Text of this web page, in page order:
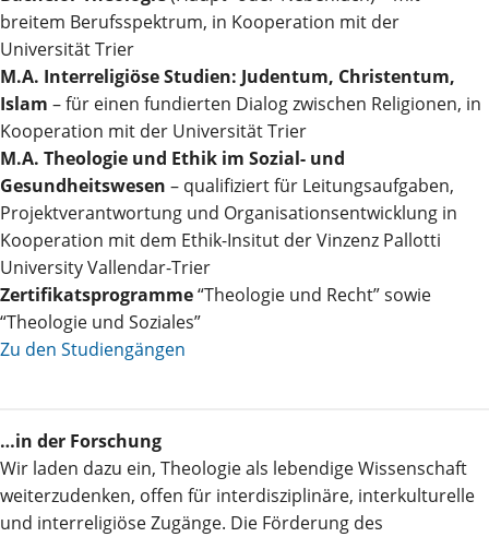
breitem Berufsspektrum, in Kooperation mit der
Universität Trier
M.A. Interreligiöse Studien: Judentum, Christentum,
Islam – für einen fundierten Dialog zwischen Religionen, in
Kooperation mit der Universität Trier
M.A. Theologie und Ethik im Sozial- und
Gesundheitswesen – qualifiziert für Leitungsaufgaben,
Projektverantwortung und Organisationsentwicklung in
Kooperation mit dem Ethik-Insitut der Vinzenz Pallotti
University Vallendar-Trier
Zertifikatsprogramme“Theologie und Recht” sowie
“Theologie und Soziales”
Zu den Studiengängen
…in der Forschung
Wir laden dazu ein, Theologie als lebendige Wissenschaft
weiterzudenken, offen für interdisziplinäre, interkulturelle
und interreligiöse Zugänge. Die Förderung des